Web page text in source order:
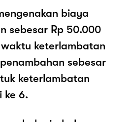
biaya
sebesar Rp 50.000
keterlambatan
sebesar
keterlambatan
ke 6.